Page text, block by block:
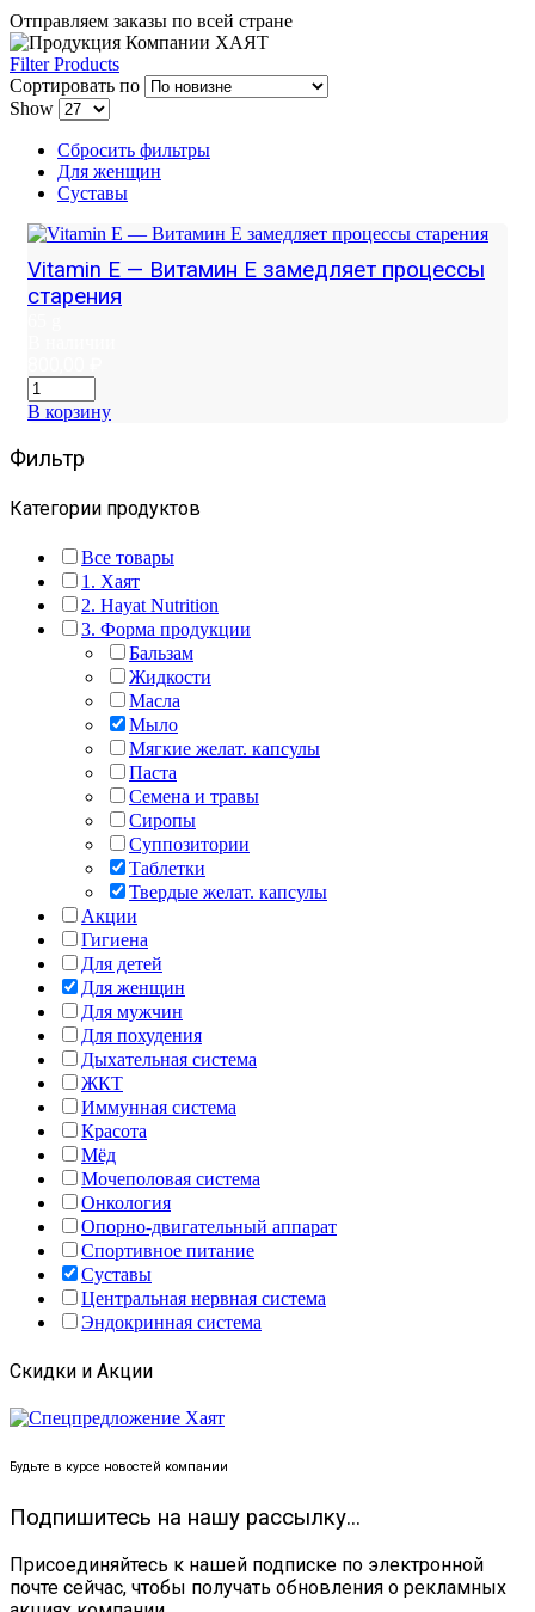
Отправляем заказы по всей стране
Filter Products
Сортировать по
Show
Сбросить фильтры
Для женщин
Суставы
Vitamin E — Витамин E замедляет процессы
старения
В корзину
Фильтр
Категории продуктов
Все товары
1. Хаят
2. Hayat Nutrition
3. Форма продукции
Бальзам
Жидкости
Масла
Мыло
Мягкие желат. капсулы
Паста
Семена и травы
Сиропы
Суппозитории
Таблетки
Твердые желат. капсулы
Акции
Гигиена
Для детей
Для женщин
Для мужчин
Для похудения
Дыхательная система
ЖКТ
Иммунная система
Красота
Мёд
Мочеполовая система
Онкология
Опорно-двигательный аппарат
Спортивное питание
Суставы
Центральная нервная система
Эндокринная система
Скидки и Акции
Будьте в курсе новостей компании
Подпишитесь на нашу рассылку...
Присоединяйтесь к нашей подписке по электронной
почте сейчас, чтобы получать обновления о рекламных